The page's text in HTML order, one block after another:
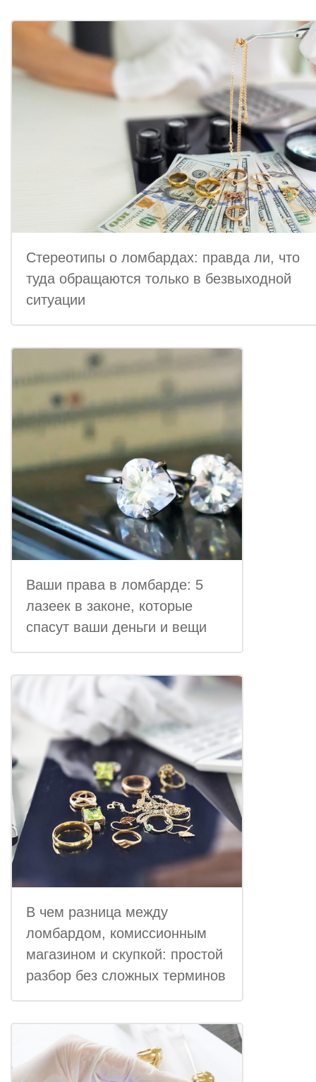
Стереотипы о ломбардах: правда ли, что
туда обращаются только в безвыходной
ситуации
Ваши права в ломбарде: 5
лазеек в законе, которые
спасут ваши деньги и вещи
В чем разница между
ломбардом, комиссионным
магазином и скупкой: простой
разбор без сложных терминов